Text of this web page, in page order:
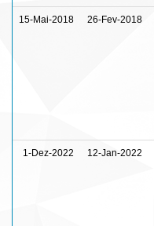
15-Mai-2018 26-Fev-2018
1-Dez-2022 12-Jan-2022